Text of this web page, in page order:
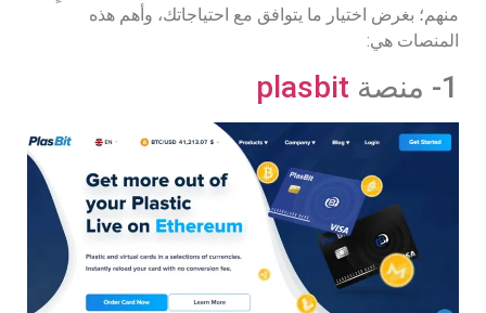
منهم؛ بغرض اختيار ما يتوافق مع احتياجاتك، وأهم هذه
المنصات هي:
1- منصة plasbit